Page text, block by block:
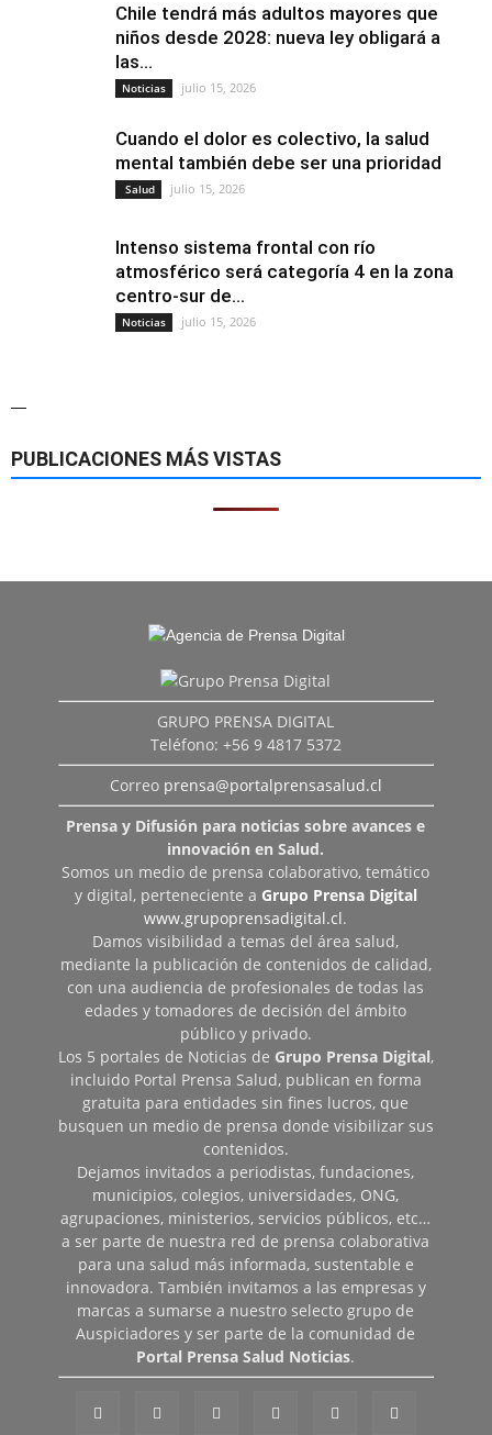
Chile tendrá más adultos mayores que
niños desde 2028: nueva ley obligará a
las...
Noticias julio 15, 2026
Cuando el dolor es colectivo, la salud
mental también debe ser una prioridad
Salud julio 15, 2026
Intenso sistema frontal con río
atmosférico será categoría 4 en la zona
centro-sur de...
Noticias julio 15, 2026
—
PUBLICACIONES MÁS VISTAS
GRUPO PRENSA DIGITAL
Teléfono: +56 9 4817 5372
Correo prensa@portalprensasalud.cl
Prensa y Difusión para noticias sobre avances e
innovación en Salud.
Somos un medio de prensa colaborativo, temático
y digital, perteneciente a Grupo Prensa Digital
www.grupoprensadigital.cl.
Damos visibilidad a temas del área salud,
mediante la publicación de contenidos de calidad,
con una audiencia de profesionales de todas las
edades y tomadores de decisión del ámbito
público y privado.
Los 5 portales de Noticias de Grupo Prensa Digital,
incluido Portal Prensa Salud, publican en forma
gratuita para entidades sin fines lucros, que
busquen un medio de prensa donde visibilizar sus
contenidos.
Dejamos invitados a periodistas, fundaciones,
municipios, colegios, universidades, ONG,
agrupaciones, ministerios, servicios públicos, etc…
a ser parte de nuestra red de prensa colaborativa
para una salud más informada, sustentable e
innovadora. También invitamos a las empresas y
marcas a sumarse a nuestro selecto grupo de
Auspiciadores y ser parte de la comunidad de
Portal Prensa Salud Noticias.